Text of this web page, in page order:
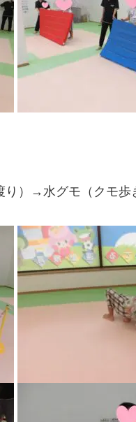
り）→水グモ（クモ